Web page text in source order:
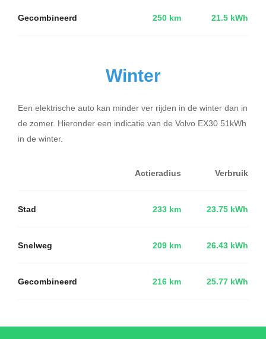
Gecombineerd 250 km 21.5 kWh
Winter
Een elektrische auto kan minder ver rijden in de winter dan in
de zomer. Hieronder een indicatie van de Volvo EX30 51kWh
in de winter.
Actieradius Verbruik
Stad 233 km 23.75 kWh
Snelweg 209 km 26.43 kWh
Gecombineerd 216 km 25.77 kWh